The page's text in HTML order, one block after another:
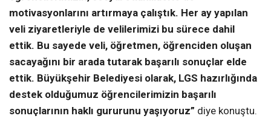
motivasyonlarını artırmaya çalıştık. Her ay yapılan
veli ziyaretleriyle de velilerimizi bu sürece dahil
ettik. Bu sayede veli, öğretmen, öğrenciden oluşan
sacayağını bir arada tutarak başarılı sonuçlar elde
ettik. Büyükşehir Belediyesi olarak, LGS hazırlığında
destek olduğumuz öğrencilerimizin başarılı
sonuçlarının haklı gururunu yaşıyoruz” diye konuştu.